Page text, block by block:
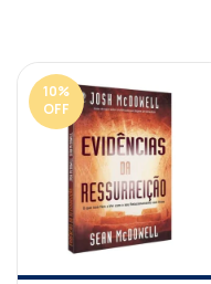
10%
OFF